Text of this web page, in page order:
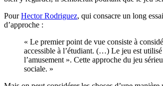
PourHector Rodriguez, qui consacre un long
d’approche :
« Le premier point de vue consiste à
accessible à l’étudiant. (…) Le jeu est
l’amusement ». Cette approche du jeu
sociale. »